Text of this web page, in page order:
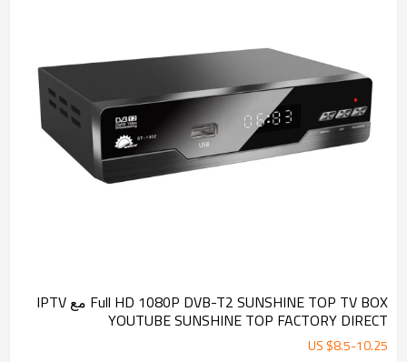
Full HD 1080P DVB-T2 SUNSHINE TOP TV BOX مع IPTV
YOUTUBE SUNSHINE TOP FACTORY DIRECT
US $8.5-10.25